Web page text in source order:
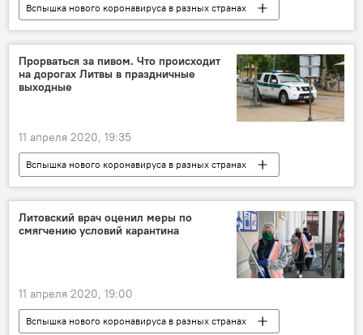
Вспышка нового коронавируса в разных странах
В Литве
Общество
Литва
коронавирус
Прорваться за пивом. Что происходит
на дорогах Литвы в праздничные
выходные
11 апреля 2020, 19:35
Вспышка нового коронавируса в разных странах
Происшествия
Литва
полиция
полиция Литвы
Шяуляй
Клайпеда
Литовский врач оценил меры по
смягчению условий карантина
11 апреля 2020, 19:00
Вспышка нового коронавируса в разных странах